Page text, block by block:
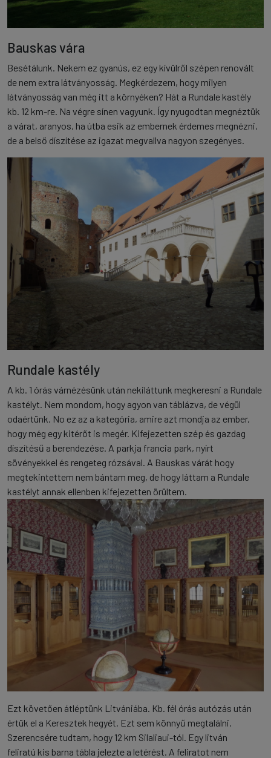
Bauskas vára
Besétálunk. Nekem ez gyanús, ez egy kívülről szépen renovált
de nem extra látványosság. Megkérdezem, hogy milyen
látványosság van még itt a környéken? Hát a Rundale kastély
kb. 12 km-re. Na végre sínen vagyunk. Így nyugodtan megnéztük
a várat, aranyos, ha útba esik az embernek érdemes megnézni,
de a belső díszítése az igazat megvallva nagyon szegényes.
Rundale kastély
A kb. 1 órás várnézésünk után nekiláttunk megkeresni a Rundale
kastélyt. Nem mondom, hogy agyon van táblázva, de végül
odaértünk. No ez az a kategória, amire azt mondja az ember,
hogy még egy kitérőt is megér. Kifejezetten szép és gazdag
díszítésű a berendezése. A parkja francia park, nyírt
sövényekkel és rengeteg rózsával. A Bauskas várát hogy
megtekintettem nem bántam meg, de hogy láttam a Rundale
kastélyt annak ellenben kifejezetten örültem.
Ezt követően átléptünk Litvániába. Kb. fél órás autózás után
értük el a Keresztek hegyét. Ezt sem könnyű megtalálni.
Szerencsére tudtam, hogy 12 km Silaliaui-tól. Egy litván
feliratú kis barna tábla jelezte a letérést. A feliratot nem